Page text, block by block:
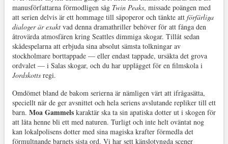
manusförfattarna förmodligen såg Twin Peaks, missade poängen med
att serien delvis är ett hommage till såpoperor och tänkte att förfärliga
dialoger är exaktvad denna dramathriller behöver för att fånga den
åtrovärda atmosfären kring Seattles dimmiga skogar. Tillåt sedan
skådespelarna att erbjuda sina absolut sämsta tolkningar av
stockholmare borttappade — eller endast tappade, ursäkta det grova
ordvalet — i Salas skogar, och du har upplägget för en filmskola i
Jordskottsregi.
Omdömet bland de bakom serierna är nämligen värt att ifrågasätta,
speciellt när de ger avsnittet och hela seriens avslutande repliker till ett
barn. Moa Gammelskaraktär ska ta sin apatiska dotter ut i skogen för
att låta henne bli ett med naturen. Turligt och inte helt oväntat nog
kan lokalpolisens dotter med sina magiska krafter förmedla det
förmultnande barnets sista ord. Vi har sett känslotyngda scener